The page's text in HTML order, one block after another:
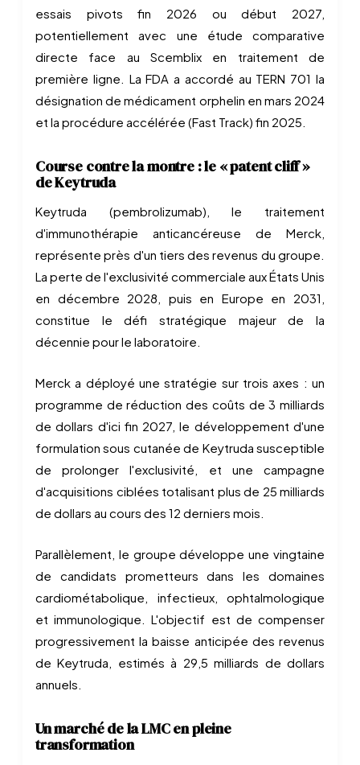
essais pivots fin 2026 ou début 2027,
potentiellement avec une étude comparative
directe face au Scemblix en traitement de
première ligne. La FDA a accordé au TERN 701 la
désignation de médicament orphelin en mars 2024
et la procédure accélérée (Fast Track) fin 2025.
Course contre la montre : le « patent cliff »
de Keytruda
Keytruda (pembrolizumab), le traitement
d'immunothérapie anticancéreuse de Merck,
représente près d'un tiers des revenus du groupe.
La perte de l'exclusivité commerciale aux États Unis
en décembre 2028, puis en Europe en 2031,
constitue le défi stratégique majeur de la
décennie pour le laboratoire.
Merck a déployé une stratégie sur trois axes : un
programme de réduction des coûts de 3 milliards
de dollars d'ici fin 2027, le développement d'une
formulation sous cutanée de Keytruda susceptible
de prolonger l'exclusivité, et une campagne
d'acquisitions ciblées totalisant plus de 25 milliards
de dollars au cours des 12 derniers mois.
Parallèlement, le groupe développe une vingtaine
de candidats prometteurs dans les domaines
cardiométabolique, infectieux, ophtalmologique
et immunologique. L'objectif est de compenser
progressivement la baisse anticipée des revenus
de Keytruda, estimés à 29,5 milliards de dollars
annuels.
Un marché de la LMC en pleine
transformation